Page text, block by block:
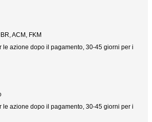
ACM, FKM
le azione dopo il pagamento, 30-45 giorni per i
le azione dopo il pagamento, 30-45 giorni per i